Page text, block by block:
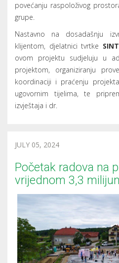
povećanju raspoloživog
grupe.
Nastavno na dosadašnju
klijentom, djelatnici tvrtke
ovom projektu sudjeluju u
projektom, organiziranju
koordinaciji i praćenju
ugovornim tijelima, te
izvještaja i dr.
JULY 05, 2024
Početak radova na
vrijednom 3,3